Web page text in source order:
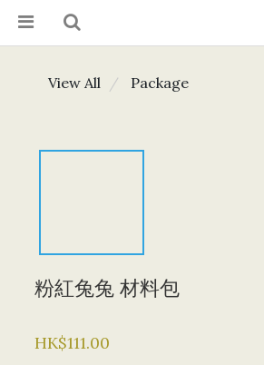
View All Package
粉紅兔兔 材料包
HK$111.00